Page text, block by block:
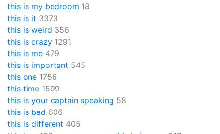
this is my bedroom 18
this is it 3373
this is weird 356
this is crazy 1291
this is me 479
this is important 545
this one 1756
this time 1599
this is your captain speaking 58
this is bad 606
this is different 405